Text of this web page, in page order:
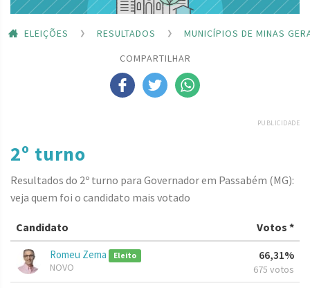
ELEIÇÕES RESULTADOS
MUNICÍPIOS DE MINAS
COMPARTILHAR
PUBLICIDADE
2º turno
Resultados do 2º turno para Governador em Passabém (MG):
veja quem foi o candidato mais votado
Candidato Votos *
Romeu Zema Eleito
NOVO
66,31%
675 votos